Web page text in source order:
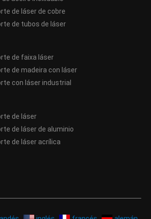
de láser de cobre
de tubos de láser
de faixa láser
de madeira con láser
con láser industrial
de láser
de láser de aluminio
de láser acrílica